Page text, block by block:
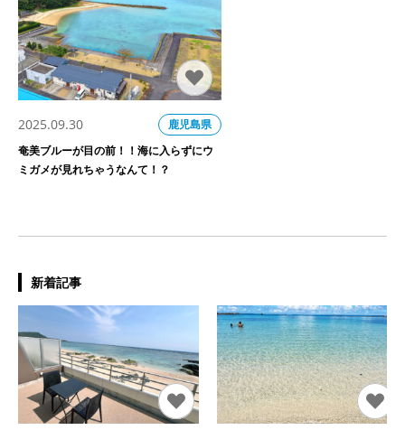
2025.09.30
鹿児島県
奄美ブルーが目の前！！海に入らずにウ
ミガメが見れちゃうなんて！？
新着記事